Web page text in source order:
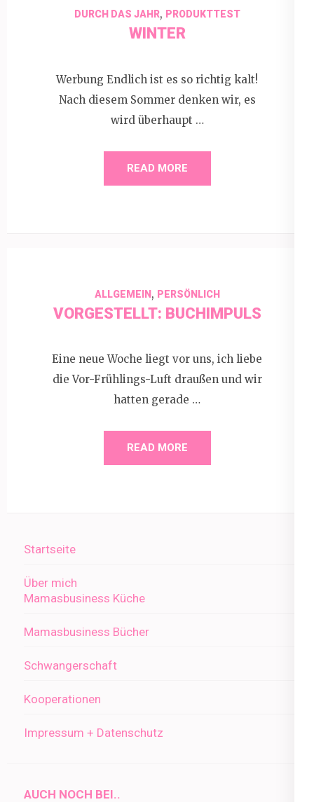
DURCH DAS JAHR, PRODUKTTEST
WINTER
Werbung Endlich ist es so richtig kalt!
Nach diesem Sommer denken wir, es
wird überhaupt …
READ MORE
ALLGEMEIN, PERSÖNLICH
VORGESTELLT: BUCHIMPULS
Eine neue Woche liegt vor uns, ich liebe
die Vor-Frühlings-Luft draußen und wir
hatten gerade …
READ MORE
Startseite
Über mich
Mamasbusiness Küche
Mamasbusiness Bücher
Schwangerschaft
Kooperationen
Impressum + Datenschutz
AUCH NOCH BEI..